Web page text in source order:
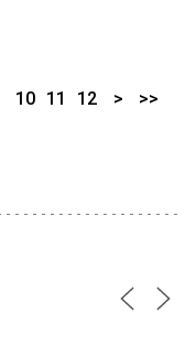
10 11 12 > >>